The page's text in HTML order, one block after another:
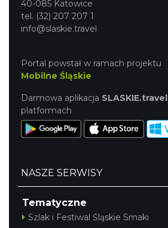
40-085 Katowice
tel. (32) 207 207 1
info@slaskie.travel
Portal powstał w ramach projektu
Mobilne Śląskie
Darmowa aplikacja SLASKIE.travel
platformach
NASZE SERWISY
Tematyczne
Szlak i Festiwal Śląskie Smaki